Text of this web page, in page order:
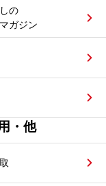
の
ガジン
・他